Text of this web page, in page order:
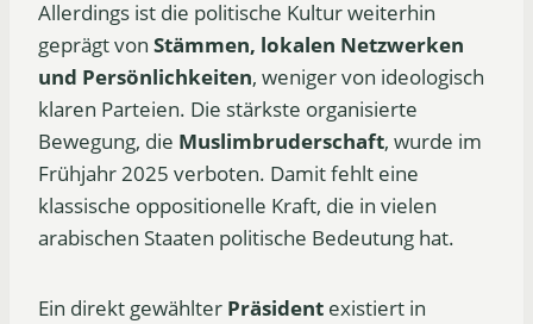
Allerdings ist die politische Kultur weiterhin
geprägt von Stämmen, lokalen Netzwerken
und Persönlichkeiten, weniger von ideologisch
klaren Parteien. Die stärkste organisierte
Bewegung, die Muslimbruderschaft, wurde im
Frühjahr 2025 verboten. Damit fehlt eine
klassische oppositionelle Kraft, die in vielen
arabischen Staaten politische Bedeutung hat.
Ein direkt gewählter Präsident existiert in